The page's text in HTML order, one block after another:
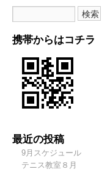
携帯からはコチラ
最近の投稿
9月スケジュール
テニス教室８月